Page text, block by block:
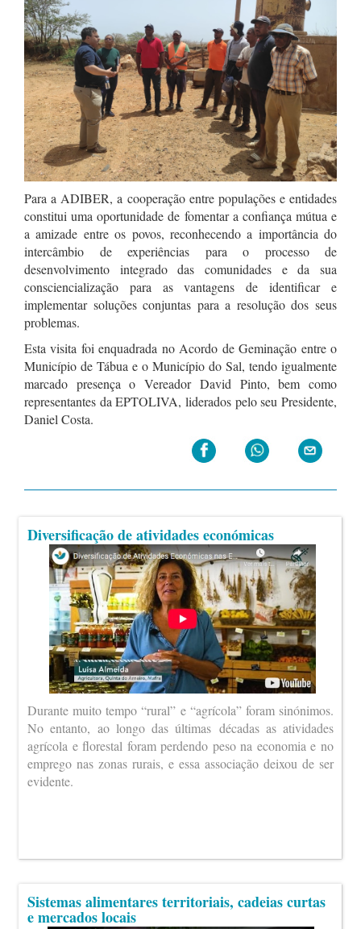
Para a ADIBER, a cooperação entre populações e entidades
constitui uma oportunidade de fomentar a confiança mútua e
a amizade entre os povos, reconhecendo a importância do
intercâmbio de experiências para o processo de
desenvolvimento integrado das comunidades e da sua
consciencialização para as vantagens de identificar e
implementar soluções conjuntas para a resolução dos seus
problemas.
Esta visita foi enquadrada no Acordo de Geminação entre o
Município de Tábua e o Município do Sal, tendo igualmente
marcado presença o Vereador David Pinto, bem como
representantes da EPTOLIVA, liderados pelo seu Presidente,
Daniel Costa.
Diversificação de atividades económicas
Durante muito tempo “rural” e “agrícola” foram sinónimos.
No entanto, ao longo das últimas décadas as atividades
agrícola e florestal foram perdendo peso na economia e no
emprego nas zonas rurais, e essa associação deixou de ser
evidente.
Sistemas alimentares territoriais, cadeias curtas
e mercados locais